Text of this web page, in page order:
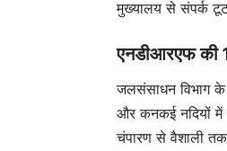
मुख्यालय से संपर्क
एनडीआरएफ की
जलसंसाधन विभाग
और कनकई नदियों में
चंपारण से वैशाली